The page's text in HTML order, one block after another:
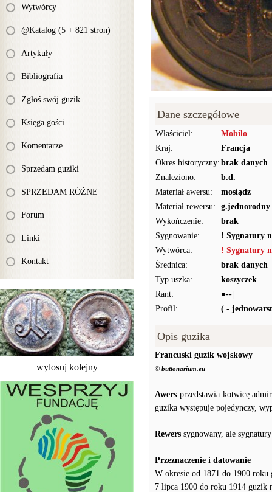
Wytwórcy
@Katalog (5 + 821 stron)
Artykuły
Bibliografia
Zgłoś swój guzik
Księga gości
Komentarze
Sprzedam guziki
SPRZEDAM RÓŻNE
Forum
Linki
Kontakt
wylosuj kolejny
Dane szczegółowe
Właściciel:
Mobilo
Kraj:
Francja
Okres historyczny: brak danych
Znaleziono:
b.d.
Materiał awersu:
mosiądz
Materiał rewersu:
g.jednorodny
Wykończenie:
brak
Sygnowanie:
! Sygnatury
Wytwórca:
! Sygnatury
Średnica:
brak danych
Typ uszka:
koszyczek
Rant:
●--|
Profil:
( -
Opis guzika
Francuski guzik wojskowy
© buttonarium.eu
Awers przedstawia kotwicę
guzika występuje pojedynczy,
Rewers sygnowany, ale
Przeznaczenie i datowanie
W okresie od 1871 do 1900 roku
7 lipca 1900 do roku 1914 guzik